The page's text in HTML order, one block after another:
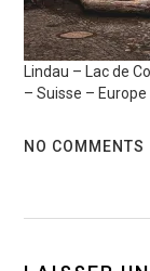
Lindau – Lac de
– Suisse – Europe
NO COMMENTS